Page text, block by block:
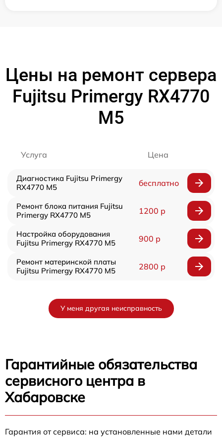
Цены на ремонт сервера
Fujitsu Primergy RX4770
M5
Услуга Цена
Диагностика Fujitsu Primergy
RX4770 M5
бесплатно
Ремонт блока питания Fujitsu
Primergy RX4770 M5
1200 р
Настройка оборудования
Fujitsu Primergy RX4770 M5
900 р
Ремонт материнской платы
Fujitsu Primergy RX4770 M5
2800 р
У меня другая неисправность
Гарантийные обязательства
сервисного центра в
Хабаровске
Гарантия от сервиса: на установленные нами детали